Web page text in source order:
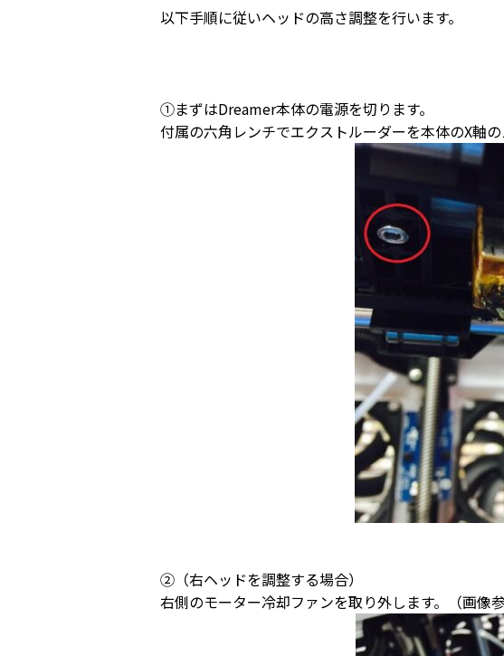
以下手順に従いヘッドの高さ調整を行います。
①まずはDreamer本体の電源を切ります。
付属の六角レンチでエクストルーダーを本体のX軸の
②（右ヘッドを調整する場合）
右側のモーター冷却ファンを取り外します。（画像参